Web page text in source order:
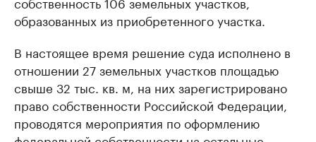
образованных из приобретенного участка.
В настоящее время решение суда исполнено в
отношении 27 земельных участков площадью
свыше 32 тыс. кв. м, на них зарегистрировано
право собственности Российской Федерации,
проводятся мероприятия по оформлению